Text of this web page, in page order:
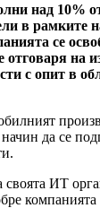
над 10%
в рамките
се
отговаря на
с опит в
да се
ИТ
компанията